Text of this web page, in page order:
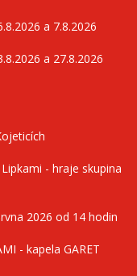
a 7.8.2026
a 27.8.2026
- hraje skupina
2026 od 14 hodin
- kapela GARET